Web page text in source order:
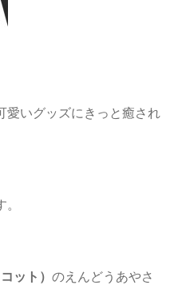
愛いグッズにきっと癒され
ット） のえんどうあやさ